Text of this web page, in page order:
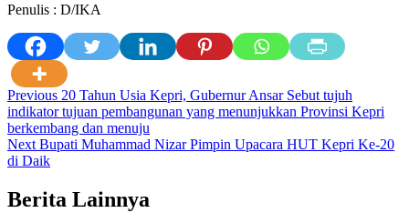
Penulis : D/IKA
Post
navigation
Previous 20 Tahun Usia Kepri, Gubernur Ansar Sebut tujuh
indikator tujuan pembangunan yang menunjukkan Provinsi Kepri
berkembang dan menuju
Next Bupati Muhammad Nizar Pimpin Upacara HUT Kepri Ke-20
di Daik
Berita Lainnya